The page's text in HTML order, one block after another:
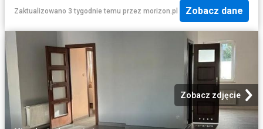
Zaktualizowano 3 tygodnie temu przez morizon.pl Zobacz dane
Zobacz zdjęcie